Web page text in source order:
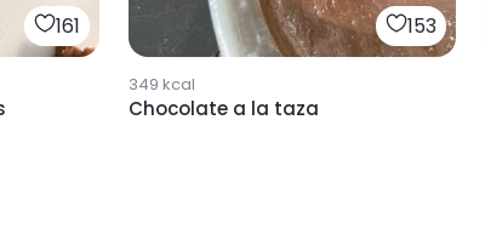
161 153
349 kcal
Chocolate a la taza